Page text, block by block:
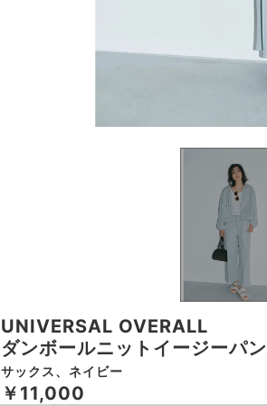
UNIVERSAL OVERALL
ダンボールニットイージーパ
サックス、ネイビー
￥11,000